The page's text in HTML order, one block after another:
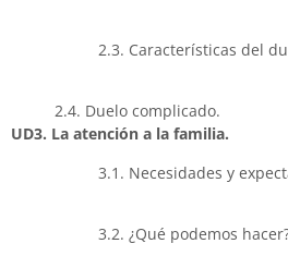
2.3. Características del
2.4. Duelo complicado.
UD3. La atención a la familia.
3.1. Necesidades y
3.2. ¿Qué podemos